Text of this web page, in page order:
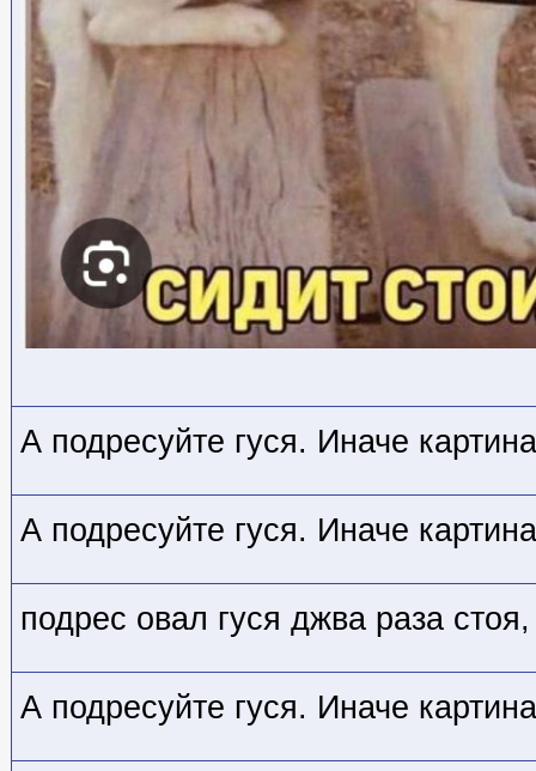
А подресуйте гуся. Иначе
А подресуйте гуся. Иначе
подрес овал гуся джва раза
А подресуйте гуся. Иначе